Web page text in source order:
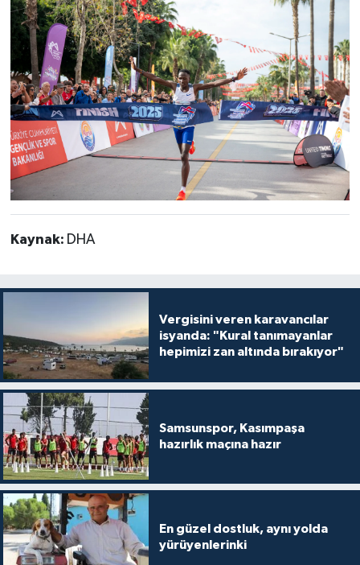
Kaynak: DHA
Vergisini veren karavancılar
isyanda: "Kural tanımayanlar
hepimizi zan altında bırakıyor"
Samsunspor, Kasımpaşa
hazırlık maçına hazır
En güzel dostluk, aynı yolda
yürüyenlerinki